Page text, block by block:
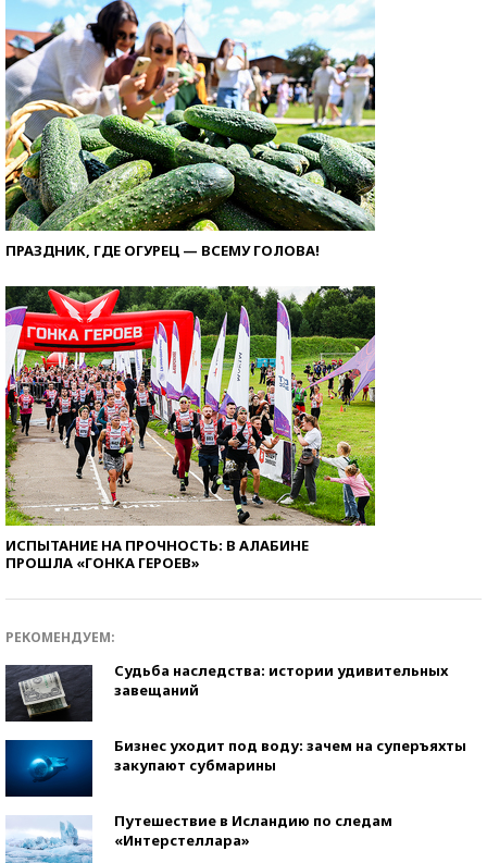
ПРАЗДНИК, ГДЕ ОГУРЕЦ — ВСЕМУ ГОЛОВА!
ИСПЫТАНИЕ НА ПРОЧНОСТЬ: В АЛАБИНЕ
ПРОШЛА «ГОНКА ГЕРОЕВ»
РЕКОМЕНДУЕМ:
Судьба наследства: истории удивительных
завещаний
Бизнес уходит под воду: зачем на суперъяхты
закупают субмарины
Путешествие в Исландию по следам
«Интерстеллара»